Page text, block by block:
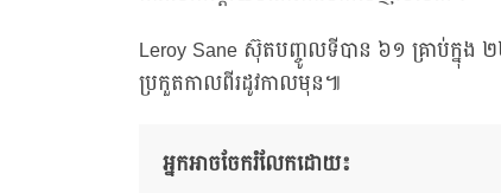
Leroy Sane ស៊ុតបញ្ចូលទីបាន ៦១ គ្រាប់ក្នុង
ប្រកួតកាលពីរដូវកាលមុន៕
អ្នកអាចចែករំលែកដោយ៖